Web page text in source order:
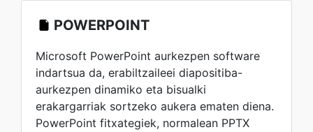
POWERPOINT
Microsoft PowerPoint aurkezpen software
indartsua da, erabiltzaileei diapositiba-
aurkezpen dinamiko eta bisualki
erakargarriak sortzeko aukera ematen diena.
PowerPoint fitxategiek, normalean PPTX